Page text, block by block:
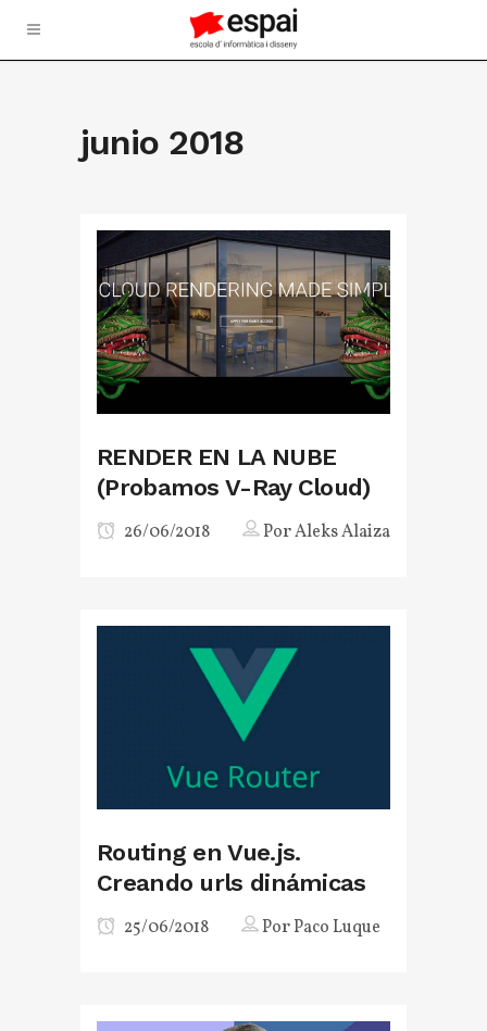
junio 2018
RENDER EN LA NUBE
(Probamos V-Ray Cloud)
26/06/2018 PorAleks Alaiza
Routing en Vue.js.
Creando urls dinámicas
25/06/2018 PorPaco Luque